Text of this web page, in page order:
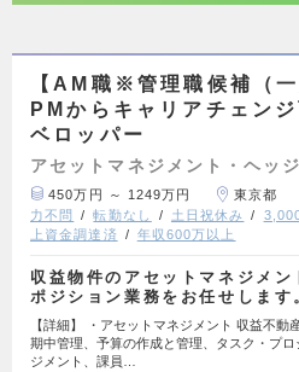
【AM職※管理職候補（
PMからキャリアチェン
ベロッパー
アセットマネジメント・ヘッ
450万円 ～ 1249万円 東京都
力不問
転勤なし 土日祝休み
上資金調達済
年収600万以上
収益物件のアセットマネジメン
ポジション業務をお任せします
【詳細】 ・アセットマネジメント 収益不動
期中管理、予算の作成と管理、タスク・プロ
ジメント、課員…